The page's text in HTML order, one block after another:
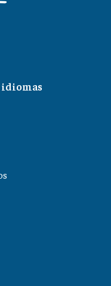
idiomas